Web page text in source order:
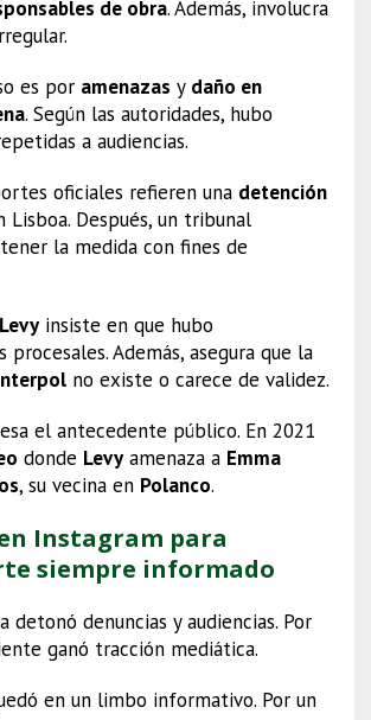
de obra. Además, involucra
es por amenazas y daño en
. Según las autoridades, hubo
a audiencias.
oficiales refieren una detención
Lisboa. Después, un tribunal
la medida con fines de
Levyinsiste en que hubo
procesales. Además, asegura que la
no existe o carece de validez.
el antecedente público. En 2021
donde Levyamenaza a Emma
, su vecina en Polanco.
Instagram para
siempre informado
detonó denuncias y audiencias. Por
ganó tracción mediática.
en un limbo informativo. Por un